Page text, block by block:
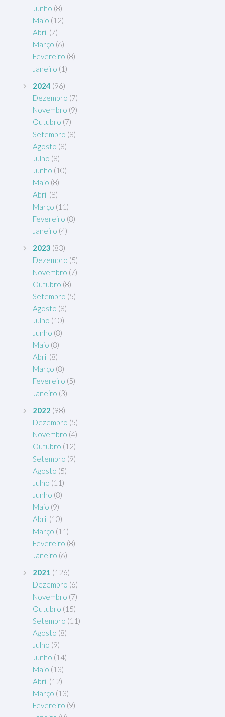
Junho (8)
Maio (12)
Abril (7)
Março (6)
Fevereiro (8)
Janeiro (1)
2024 (96)
Dezembro (7)
Novembro (9)
Outubro (7)
Setembro (8)
Agosto (8)
Julho (8)
Junho (10)
Maio (8)
Abril (8)
Março (11)
Fevereiro (8)
Janeiro (4)
2023 (83)
Dezembro (5)
Novembro (7)
Outubro (8)
Setembro (5)
Agosto (8)
Julho (10)
Junho (8)
Maio (8)
Abril (8)
Março (8)
Fevereiro (5)
Janeiro (3)
2022 (98)
Dezembro (5)
Novembro (4)
Outubro (12)
Setembro (9)
Agosto (5)
Julho (11)
Junho (8)
Maio (9)
Abril (10)
Março (11)
Fevereiro (8)
Janeiro (6)
2021 (126)
Dezembro (6)
Novembro (7)
Outubro (15)
Setembro (11)
Agosto (8)
Julho (9)
Junho (14)
Maio (13)
Abril (12)
Março (13)
Fevereiro (9)